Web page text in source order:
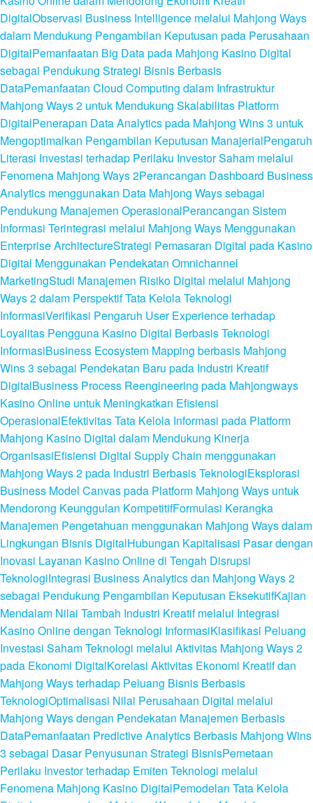
DigitalObservasi Business Intelligence melalui Mahjong Ways
dalam Mendukung Pengambilan Keputusan pada Perusahaan
DigitalPemanfaatan Big Data pada Mahjong Kasino Digital
sebagai Pendukung Strategi Bisnis Berbasis
DataPemanfaatan Cloud Computing dalam Infrastruktur
Mahjong Ways 2 untuk Mendukung Skalabilitas Platform
DigitalPenerapan Data Analytics pada Mahjong Wins 3 untuk
Mengoptimalkan Pengambilan Keputusan ManajerialPengaruh
Literasi Investasi terhadap Perilaku Investor Saham melalui
Fenomena Mahjong Ways 2Perancangan Dashboard Business
Analytics menggunakan Data Mahjong Ways sebagai
Pendukung Manajemen OperasionalPerancangan Sistem
Informasi Terintegrasi melalui Mahjong Ways Menggunakan
Enterprise ArchitectureStrategi Pemasaran Digital pada Kasino
Digital Menggunakan Pendekatan Omnichannel
MarketingStudi Manajemen Risiko Digital melalui Mahjong
Ways 2 dalam Perspektif Tata Kelola Teknologi
InformasiVerifikasi Pengaruh User Experience terhadap
Loyalitas Pengguna Kasino Digital Berbasis Teknologi
InformasiBusiness Ecosystem Mapping berbasis Mahjong
Wins 3 sebagai Pendekatan Baru pada Industri Kreatif
DigitalBusiness Process Reengineering pada Mahjongways
Kasino Online untuk Meningkatkan Efisiensi
OperasionalEfektivitas Tata Kelola Informasi pada Platform
Mahjong Kasino Digital dalam Mendukung Kinerja
OrganisasiEfisiensi Digital Supply Chain menggunakan
Mahjong Ways 2 pada Industri Berbasis TeknologiEksplorasi
Business Model Canvas pada Platform Mahjong Ways untuk
Mendorong Keunggulan KompetitifFormulasi Kerangka
Manajemen Pengetahuan menggunakan Mahjong Ways dalam
Lingkungan Bisnis DigitalHubungan Kapitalisasi Pasar dengan
Inovasi Layanan Kasino Online di Tengah Disrupsi
TeknologiIntegrasi Business Analytics dan Mahjong Ways 2
sebagai Pendukung Pengambilan Keputusan EksekutifKajian
Mendalam Nilai Tambah Industri Kreatif melalui Integrasi
Kasino Online dengan Teknologi InformasiKlasifikasi Peluang
Investasi Saham Teknologi melalui Aktivitas Mahjong Ways 2
pada Ekonomi DigitalKorelasi Aktivitas Ekonomi Kreatif dan
Mahjong Ways terhadap Peluang Bisnis Berbasis
TeknologiOptimalisasi Nilai Perusahaan Digital melalui
Mahjong Ways dengan Pendekatan Manajemen Berbasis
DataPemanfaatan Predictive Analytics Berbasis Mahjong Wins
3 sebagai Dasar Penyusunan Strategi BisnisPemetaan
Perilaku Investor terhadap Emiten Teknologi melalui
Fenomena Mahjong Kasino DigitalPemodelan Tata Kelola